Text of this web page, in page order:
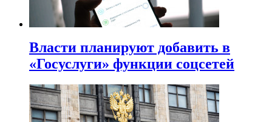
Власти планируют добавить в
«Госуслуги» функции соцсетей